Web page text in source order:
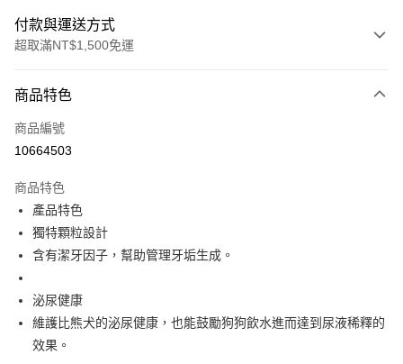
付款與運送方式
超取滿NT$1,500免運
信用卡一次付款
超商取貨付款
Apple Pay
街口支付
Google Pay
ATM付款
商品特色
商品編號
10664503
商品特色
產品特色
獨特顆粒設計
含有潔牙因子，幫助管理牙垢生成。
泌尿健康
維護比熊犬的泌尿健康，也能鼓勵狗狗飲水進而達到尿液稀釋的
效果。